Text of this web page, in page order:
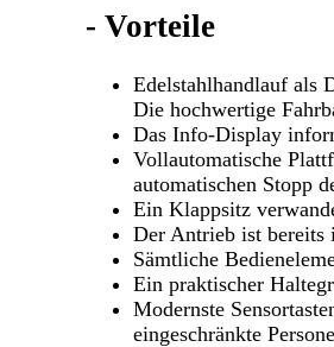
- Vorteile
Edelstahlhandlauf als
Die hochwertige
Das Info-Display
Vollautomatische
automatischen Stopp
Ein Klappsitz
Der Antrieb ist bereits
Sämtliche
Ein praktischer
Modernste
eingeschränkte